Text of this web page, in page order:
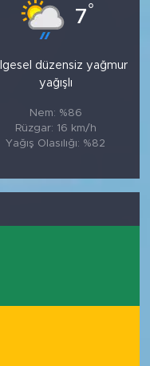
7°
düzensiz yağmur
yağışlı
Nem: %86
Rüzgar: 16 km/h
Yağış Olasılığı: %82